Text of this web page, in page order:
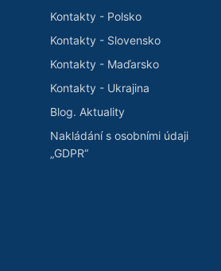
Kontakty - Polsko
Kontakty - Slovensko
Kontakty - Maďarsko
Kontakty - Ukrajina
Blog. Aktuality
Nakládání s osobními údaji
„GDPR“